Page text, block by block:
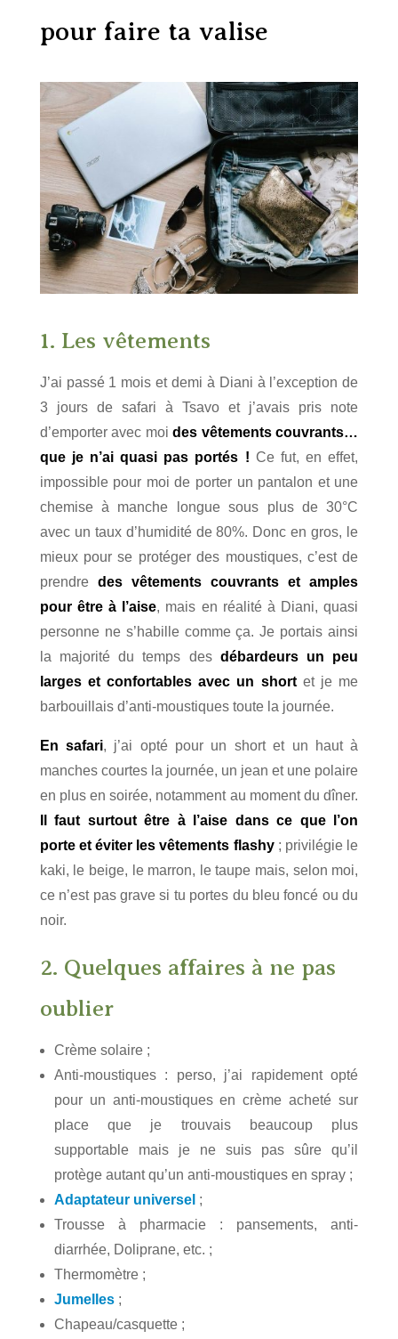
pour faire ta valise
1. Les vêtements
J’ai passé 1 mois et demi à Diani à l’exception de
3 jours de safari à Tsavo et j’avais pris note
d’emporter avec moides vêtements couvrants…
que je n’ai quasi pas portés ! Ce fut, en effet,
impossible pour moi de porter un pantalon et une
chemise à manche longue sous plus de 30°C
avec un taux d’humidité de 80%. Donc en gros, le
mieux pour se protéger des moustiques, c’est de
prendre des vêtements couvrants et amples
pour être à l’aise, mais en réalité à Diani, quasi
personne ne s’habille comme ça. Je portais ainsi
la majorité du temps des débardeurs un peu
larges et confortables avec un shortet je me
barbouillais d’anti-moustiques toute la journée.
En safari, j’ai opté pour un short et un haut à
manches courtes la journée, un jean et une polaire
en plus en soirée, notamment au moment du dîner.
Il faut surtout être à l’aise dans ce que l’on
porte et éviter les vêtements flashy; privilégie le
kaki, le beige, le marron, le taupe mais, selon moi,
ce n’est pas grave si tu portes du bleu foncé ou du
noir.
2. Quelques affaires à ne pas
oublier
Crème solaire ;
Anti-moustiques : perso, j’ai rapidement opté
pour un anti-moustiques en crème acheté sur
place que je trouvais beaucoup plus
supportable mais je ne suis pas sûre qu’il
protège autant qu’un anti-moustiques en spray ;
Adaptateur universel ;
Trousse à pharmacie : pansements, anti-
diarrhée, Doliprane, etc. ;
Thermomètre ;
Jumelles;
Chapeau/casquette ;